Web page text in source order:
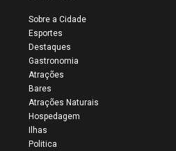
Sobre a Cidade
Esportes
Destaques
Gastronomia
Atrações
Bares
Atrações Naturais
Hospedagem
Ilhas
Politica